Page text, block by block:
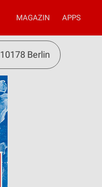
MAGAZIN APPS
10178 Berlin